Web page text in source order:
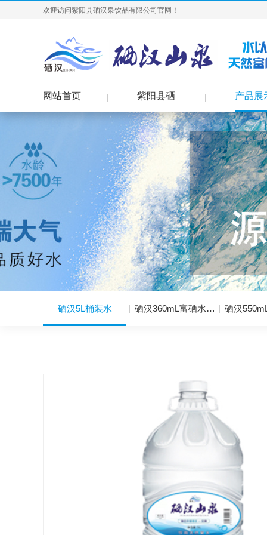
欢迎访问紫阳县硒汉泉饮品有限公司官网！
网站首页 紫阳县硒 产品展
硒汉5L桶装水 硒汉360mL富硒水… 硒汉